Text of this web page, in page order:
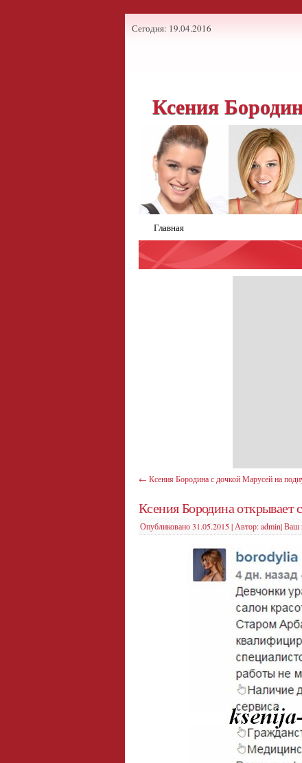
Сегодня: 19.04.2016
Ксения
Главная
← Ксения Бородина с дочкой Марусей на
Ксения Бородина открывает
Опубликовано31.05.2015|Автор:admin|Ваш